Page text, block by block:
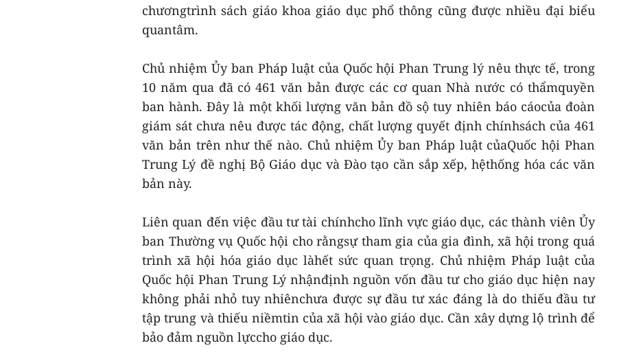
chươngtrình sách giáo khoa giáo dục phổ thông cũng được nhiều đại biểu
quantâm.
Chủ nhiệm Ủy ban Pháp luật của Quốc hội Phan Trung lý nêu thực tế, trong
10 năm qua đã có 461 văn bản được các cơ quan Nhà nước có thẩmquyền
ban hành. Đây là một khối lượng văn bản đồ sộ tuy nhiên báo cáocủa đoàn
giám sát chưa nêu được tác động, chất lượng quyết định chínhsách của 461
văn bản trên như thế nào. Chủ nhiệm Ủy ban Pháp luật củaQuốc hội Phan
Trung Lý đề nghị Bộ Giáo dục và Đào tạo cần sắp xếp, hệthống hóa các văn
bản này.
Liên quan đến việc đầu tư tài chínhcho lĩnh vực giáo dục, các thành viên Ủy
ban Thường vụ Quốc hội cho rằngsự tham gia của gia đình, xã hội trong quá
trình xã hội hóa giáo dục làhết sức quan trọng. Chủ nhiệm Pháp luật của
Quốc hội Phan Trung Lý nhậnđịnh nguồn vốn đầu tư cho giáo dục hiện nay
không phải nhỏ tuy nhiênchưa được sự đầu tư xác đáng là do thiếu đầu tư
tập trung và thiếu niềmtin của xã hội vào giáo dục. Cần xây dựng lộ trình để
bảo đảm nguồn lựccho giáo dục.